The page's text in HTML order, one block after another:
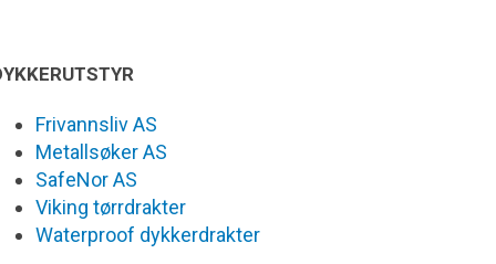
Frivannsliv AS
Metallsøker AS
SafeNor AS
Viking tørrdrakter
Waterproof dykkerdrakter